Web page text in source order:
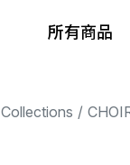
所有商品
Collections